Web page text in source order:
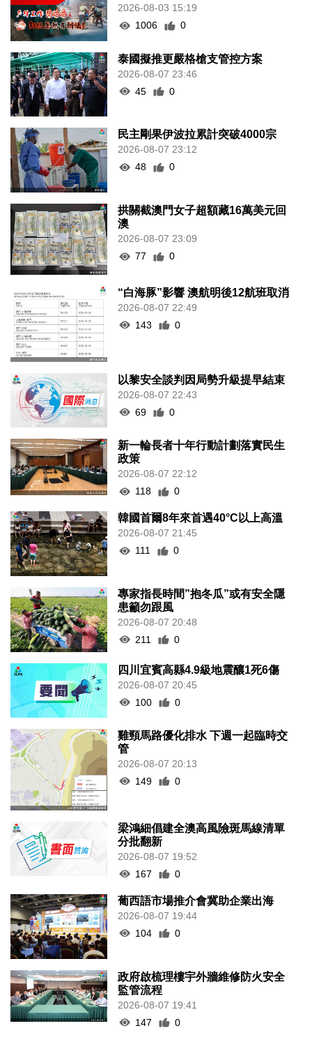
2026-08-03 15:19
1006
0
泰國擬推更嚴格槍支管控方案
2026-08-07 23:46
45
0
民主剛果伊波拉累計突破4000宗
2026-08-07 23:12
48
0
拱關截澳門女子超額藏16萬美元回
澳
2026-08-07 23:09
77
0
“白海豚”影響 澳航明後12航班取消
2026-08-07 22:49
143
0
以黎安全談判因局勢升級提早結束
2026-08-07 22:43
69
0
新一輪長者十年行動計劃落實民生
政策
2026-08-07 22:12
118
0
韓國首爾8年來首遇40°C以上高溫
2026-08-07 21:45
111
0
專家指長時間”抱冬瓜”或有安全隱
患籲勿跟風
2026-08-07 20:48
211
0
四川宜賓高縣4.9級地震釀1死6傷
2026-08-07 20:45
100
0
雞頸馬路優化排水 下週一起臨時交
管
2026-08-07 20:13
149
0
梁鴻細倡建全澳高風險斑馬線清單
分批翻新
2026-08-07 19:52
167
0
葡西語市場推介會冀助企業出海
2026-08-07 19:44
104
0
政府啟梳理樓宇外牆維修防火安全
監管流程
2026-08-07 19:41
147
0